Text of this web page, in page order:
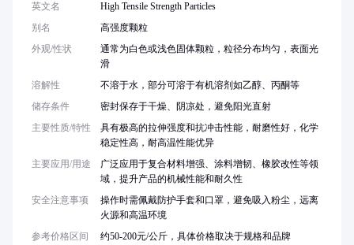
英文名
High Tensile Strength Particles
别名
高强度颗粒
外观/性状
通常为白色或浅色固体颗粒，粒径分布均匀，表面光
滑
溶解性
不溶于水，部分可溶于有机溶剂如乙醇、丙酮等
储存条件
密封保存于干燥、阴凉处，避免阳光直射
主要性质/特性
具有极高的拉伸强度和抗冲击性能，耐磨性好，化学
稳定性高，耐高温性能优异
主要应用/用途
广泛应用于复合材料增强、涂料增韧、橡胶改性等领
域，提升产品的机械性能和耐久性
安全注意事项
操作时需佩戴防护手套和口罩，避免吸入粉尘，远离
火源和高温环境
参考价格区间
约50-200元/公斤，具体价格取决于规格和品牌